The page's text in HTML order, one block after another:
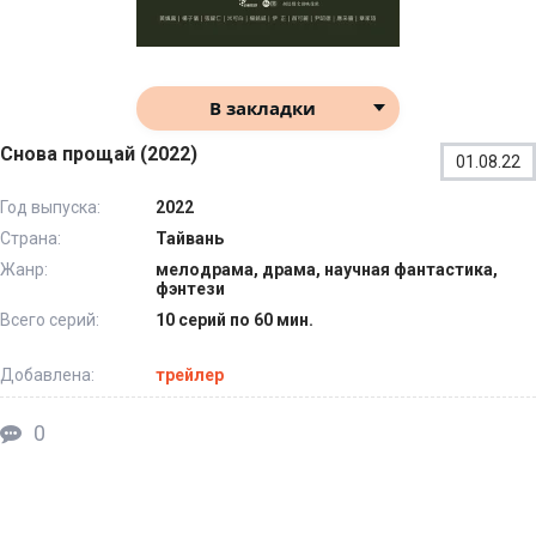
В закладки
Снова прощай (2022) 01.08.22
Год выпуска:
2022
Страна:
Тайвань
Жанр:
мелодрама, драма, научная фантастика,
фэнтези
Всего серий:
10 серий по 60 мин.
Добавлена: трейлер
0